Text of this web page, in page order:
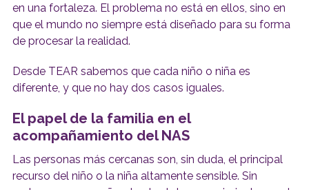
en una fortaleza. El problema no está en ellos, sino en
que el mundo no siempre está diseñado para su forma
de procesar la realidad.
Desde TEAR sabemos que cada niño o niña es
diferente, y que no hay dos casos iguales.
El papel de la familia en el
acompañamiento del NAS
Las personas más cercanas son, sin duda, el principal
recurso del niño o la niña altamente sensible. Sin